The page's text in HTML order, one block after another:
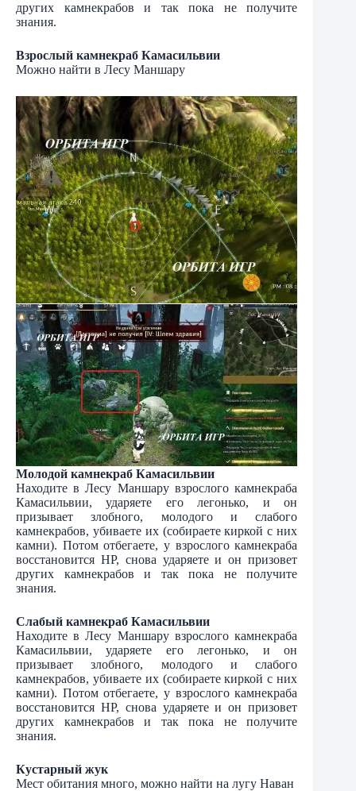
других камнекрабов и так пока не получите
знания.
Взрослый камнекраб Камасильвии
Можно найти в Лесу Маншару
Молодой камнекраб Камасильвии
Находите в Лесу Маншару взрослого камнекраба
Камасильвии, ударяете его легонько, и он
призывает злобного, молодого и слабого
камнекрабов, убиваете их (собираете киркой с них
камни). Потом отбегаете, у взрослого камнекраба
восстановится НР, снова ударяете и он призовет
других камнекрабов и так пока не получите
знания.
Слабый камнекраб Камасильвии
Находите в Лесу Маншару взрослого камнекраба
Камасильвии, ударяете его легонько, и он
призывает злобного, молодого и слабого
камнекрабов, убиваете их (собираете киркой с них
камни). Потом отбегаете, у взрослого камнекраба
восстановится НР, снова ударяете и он призовет
других камнекрабов и так пока не получите
знания.
Кустарный жук
Мест обитания много, можно найти на лугу Наван